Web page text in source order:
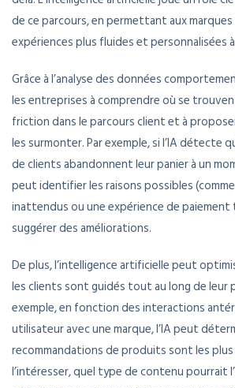
de ce parcours, en permettant aux
expériences plus fluides et personnalisées
Grâce à l’analyse des données
les entreprises à comprendre où se
friction dans le parcours client et à
les surmonter. Par exemple, si l’IA détecte
de clients abandonnent leur panier à un
peut identifier les raisons possibles
inattendus ou une expérience de
suggérer des améliorations.
De plus, l’intelligence artificielle peut
les clients sont guidés tout au long de leur
exemple, en fonction des interactions
utilisateur avec une marque, l’IA peut
recommandations de produits sont les
l’intéresser, quel type de contenu pourrait